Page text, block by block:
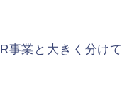
事業と大きく分けて